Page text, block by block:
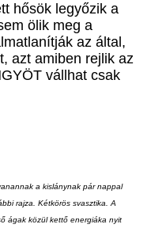
hősök legyőzik a
ölik meg a
az által,
azt amiben rejlik az
vállhat csak
a kislánynak pár nappal
rajza. Kétkörös svasztika. A
ágak közül kettő energiáka nyit